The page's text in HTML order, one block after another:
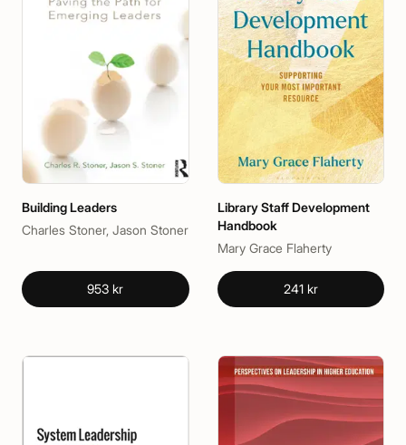
Building Leaders
Charles Stoner, Jason Stoner
953 kr
Library Staff Development
Handbook
Mary Grace Flaherty
241 kr